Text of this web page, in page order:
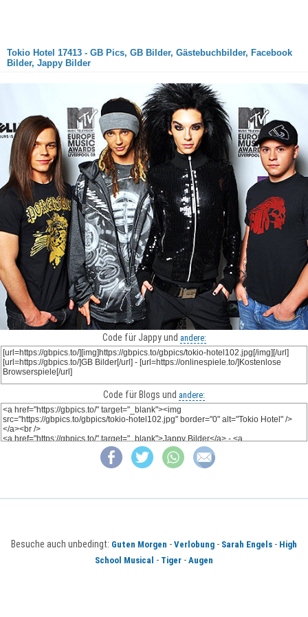
Tokio Hotel 17413 - GB Pics, GB Bilder, Gästebuchbilder, Facebook
Bilder, Jappy Bilder
Code für Jappy und andere:
Code für Blogs und andere:
Besuche auch unbedingt: Guten Morgen - Verlobung - Sarah Engels - High
School Musical - Tiger - Augen